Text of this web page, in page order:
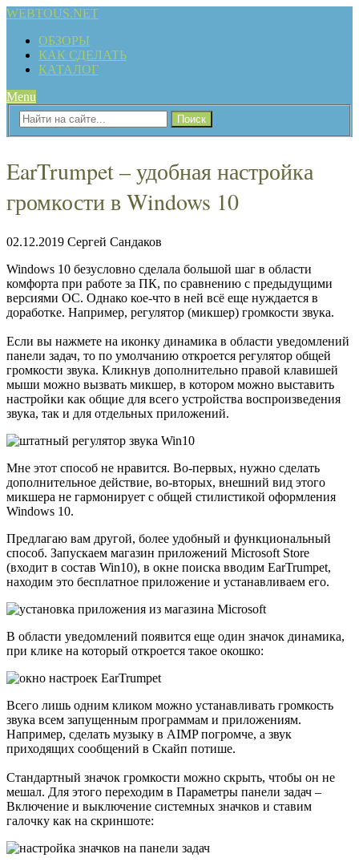
WEBTOUS.NET
ОБЗОРЫ
КАК СДЕЛАТЬ
КАТАЛОГ
Menu
EarTrumpet – удобная настройка
громкости в Windows 10
02.12.2019 Сергей Сандаков
Windows 10 безусловно сделала большой шаг в области
комфорта при работе за ПК, по сравнению с предыдущими
версиями ОС. Однако кое-что в ней всё еще нуждается в
доработке. Например, регулятор (микшер) громкости звука.
Если вы нажмете на иконку динамика в области уведомлений
панели задач, то по умолчанию откроется регулятор общей
громкости звука. Кликнув дополнительно правой клавишей
мыши можно вызвать микшер, в котором можно выставить
настройки как общие для всего устройства воспроизведения
звука, так и для отдельных приложений.
Мне этот способ не нравится. Во-первых, нужно сделать
дополнительное действие, во-вторых, внешний вид этого
микшера не гармонирует с общей стилистикой оформления
Windows 10.
Предлагаю вам другой, более удобный и функциональный
способ. Запускаем магазин приложений Microsoft Store
(входит в состав Win10), в окне поиска вводим EarTrumpet,
находим это бесплатное приложение и устанавливаем его.
В области уведомлений появится еще один значок динамика,
при клике на который откроется такое окошко:
Всего лишь одним кликом можно устанавливать громкость
звука всем запущенным программам и приложениям.
Например, сделать музыку в AIMP погромче, а звук
приходящих сообщений в Скайп потише.
Стандартный значок громкости можно скрыть, чтобы он не
мешал. Для этого переходим в Параметры панели задач –
Включение и выключение системных значков и ставим
галочку как на скриншоте: